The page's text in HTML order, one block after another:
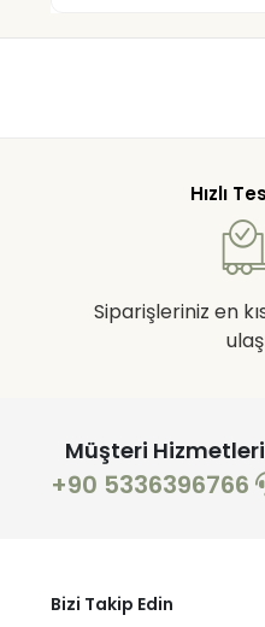
Hızlı
Siparişleriniz en
Müşteri Hizmetleri
+90 5336396766
Bizi Takip Edin